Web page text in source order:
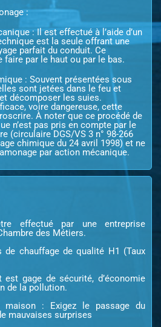
:
: Il est effectué à l’aide d’un
est la seule offrant une
parfait du conduit. Ce
faire par le haut ou par le bas.
: Souvent présentées sous
sont jetées dans le feu et
décomposer les suies.
voire dangereuse, cette
À noter que ce procédé de
n’est pas pris en compte par le
(circulaire DGS/VS 3 n° 98-266
chimique du 24 avril 1998) et ne
par action mécanique.
effectué par une entreprise
des Métiers.
chauffage de qualité H1 (Taux
est gage de sécurité, d’économie
de la pollution.
maison : Exigez le passage du
mauvaises surprises